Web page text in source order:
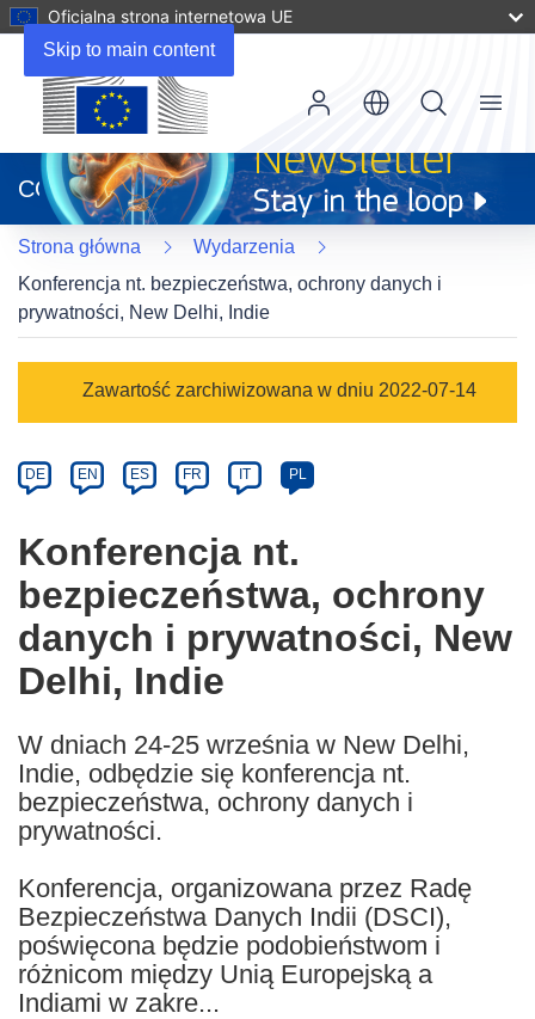
Skip to main content
Oficjalna strona internetowa UE
otworzy
się
w
nowym
oknie)
CORDIS
Menu
Strona główna
Wydarzenia
Konferencja nt. bezpieczeństwa, ochrony danych i
prywatności, New Delhi, Indie
category
Zawartość zarchiwizowana w dniu 2022-07-14
Article
available
the
following
languages:
DE EN ES FR IT PL
Konferencja nt.
bezpieczeństwa, ochrony
danych i prywatności, New
Delhi, Indie
W dniach 24-25 września w New Delhi,
Indie, odbędzie się konferencja nt.
bezpieczeństwa, ochrony danych i
prywatności.
Konferencja, organizowana przez Radę
Bezpieczeństwa Danych Indii (DSCI),
poświęcona będzie podobieństwom i
różnicom między Unią Europejską a
Indiami w zakre...